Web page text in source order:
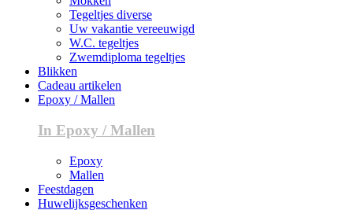
Tegeltjes diverse
Uw vakantie vereeuwigd
W.C. tegeltjes
Zwemdiploma tegeltjes
Blikken
Cadeau artikelen
Epoxy / Mallen
In Epoxy / Mallen
Epoxy
Mallen
Feestdagen
Huwelijksgeschenken